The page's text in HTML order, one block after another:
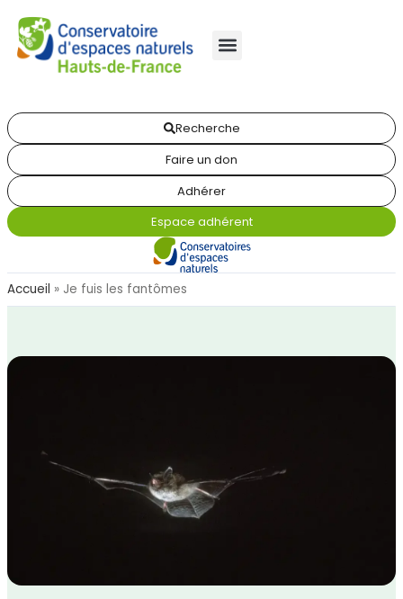
Recherche
Faire un don
Adhérer
Espace adhérent
Accueil » Je fuis les fantômes